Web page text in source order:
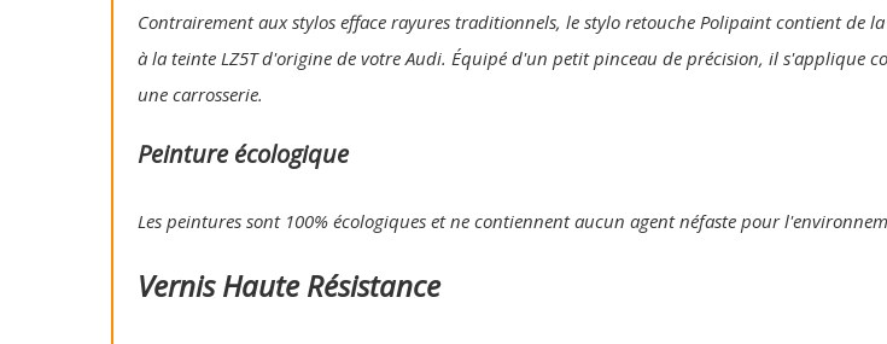
Contrairement aux stylos efface rayures traditionnels, le stylo retouche Polipaint contient de
à la teinte LZ5T d'origine de votre Audi. Équipé d'un petit pinceau de précision, il s'applique
une carrosserie.
Peinture écologique
Les peintures sont 100% écologiques et ne contiennent aucun agent néfaste pour
Vernis Haute Résistance